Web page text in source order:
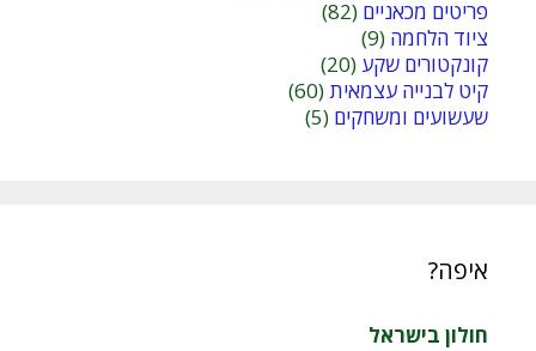
פריטים מכאניים (82)
ציוד הלחמה (9)
קונקטורים שקע (20)
קיט לבנייה עצמאית(60)
שעשועים ומשחקים (5)
איפה?
חולון בישראל